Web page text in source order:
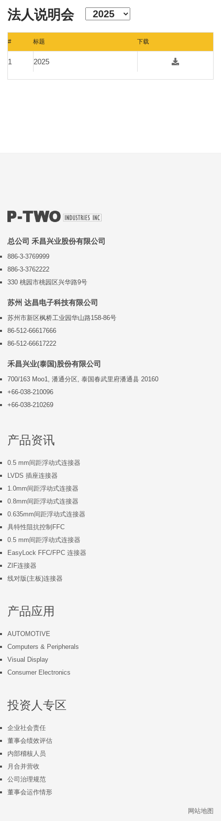
法人说明会
# 标题 下载
1 2025
总公司 禾昌兴业股份有限公司
886-3-3769999
886-3-3762222
330 桃园市桃园区兴华路9号
苏州 达昌电子科技有限公司
苏州市新区枫桥工业园华山路158-86号
86-512-66617666
86-512-66617222
禾昌兴业(泰国)股份有限公司
700/163 Moo1, 潘通分区, 泰国春武里府潘通县 20160
+66-038-210096
+66-038-210269
产品资讯
0.5 mm间距浮动式连接器
LVDS 插座连接器
1.0mm间距浮动式连接器
0.8mm间距浮动式连接器
0.635mm间距浮动式连接器
具特性阻抗控制FFC
0.5 mm间距浮动式连接器
EasyLock FFC/FPC 连接器
ZIF连接器
线对版(主板)连接器
产品应用
AUTOMOTIVE
Computers & Peripherals
Visual Display
Consumer Electronics
投资人专区
企业社会责任
董事会绩效评估
内部稽核人员
月合并营收
公司治理规范
董事会运作情形
网站地图